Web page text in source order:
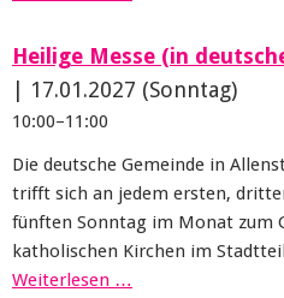
Heilige Messe (in
17.01.2027 (Sonntag)
10:00–11:00
Die deutsche Gemeinde in
trifft sich an jedem ersten,
fünften Sonntag im Monat zum
katholischen Kirchen im
Weiterlesen …